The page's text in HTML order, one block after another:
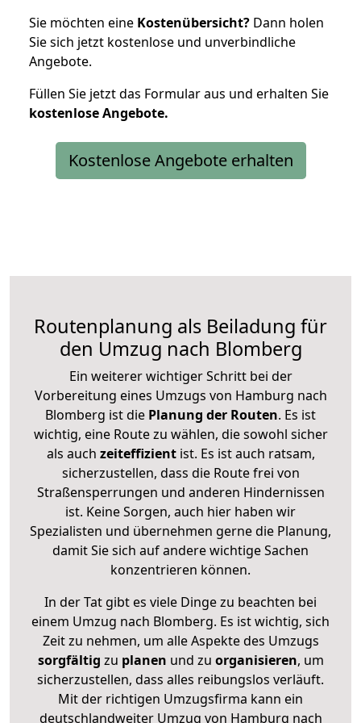
Sie möchten eine Kostenübersicht? Dann holen
Sie sich jetzt kostenlose und unverbindliche
Angebote.
Füllen Sie jetzt das Formular aus und erhalten Sie
kostenloseAngebote.
Kostenlose Angebote erhalten
Routenplanung als Beiladung für
den Umzug nach Blomberg
Ein weiterer wichtiger Schritt bei der
Vorbereitung eines Umzugs von Hamburg nach
Blomberg ist die Planung der Routen. Es ist
wichtig, eine Route zu wählen, die sowohl sicher
als auch zeiteffizientist. Es ist auch ratsam,
sicherzustellen, dass die Route frei von
Straßensperrungen und anderen Hindernissen
ist. Keine Sorgen, auch hier haben wir
Spezialisten und übernehmen gerne die Planung,
damit Sie sich auf andere wichtige Sachen
konzentrieren können.
In der Tat gibt es viele Dinge zu beachten bei
einem Umzug nach Blomberg. Es ist wichtig, sich
Zeit zu nehmen, um alle Aspekte des Umzugs
sorgfältig zu planen und zu organisieren, um
sicherzustellen, dass alles reibungslos verläuft.
Mit der richtigen Umzugsfirma kann ein
deutschlandweiter Umzug von Hamburg nach